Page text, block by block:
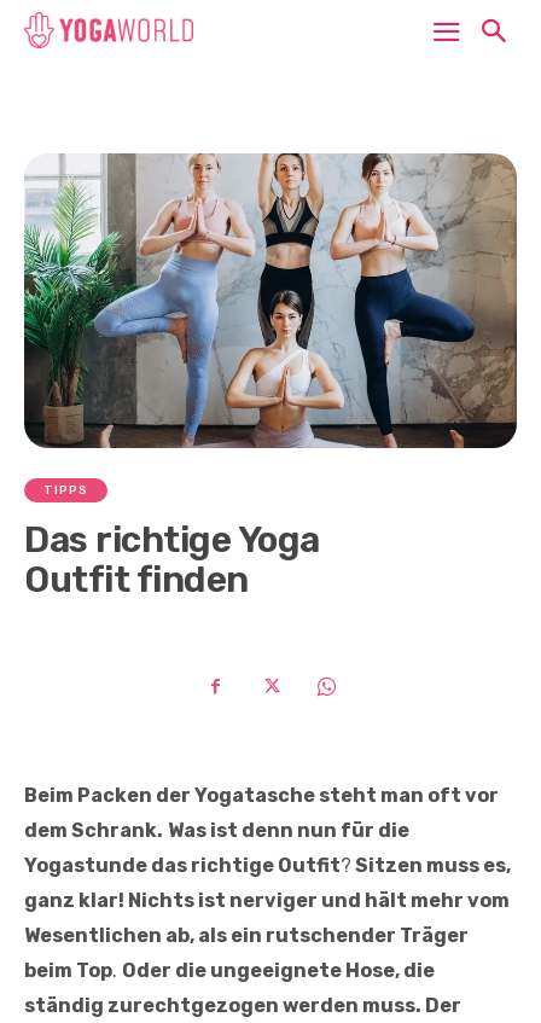
TIPPS
Das richtige Yoga
Outfit finden
Beim Packen der Yogatasche steht man oft vor
dem Schrank. Was ist denn nun für die
Yogastunde das richtige Outfit? Sitzen muss es,
ganz klar! Nichts ist nerviger und hält mehr vom
Wesentlichen ab, als ein rutschender Träger
beim Top. Oder die ungeeignete Hose, die
ständig zurechtgezogen werden muss. Der